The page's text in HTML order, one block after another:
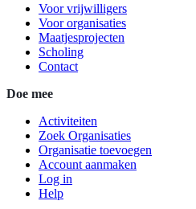
Voor vrijwilligers
Voor organisaties
Maatjesprojecten
Scholing
Contact
Doe mee
Activiteiten
Zoek Organisaties
Organisatie toevoegen
Account aanmaken
Log in
Help